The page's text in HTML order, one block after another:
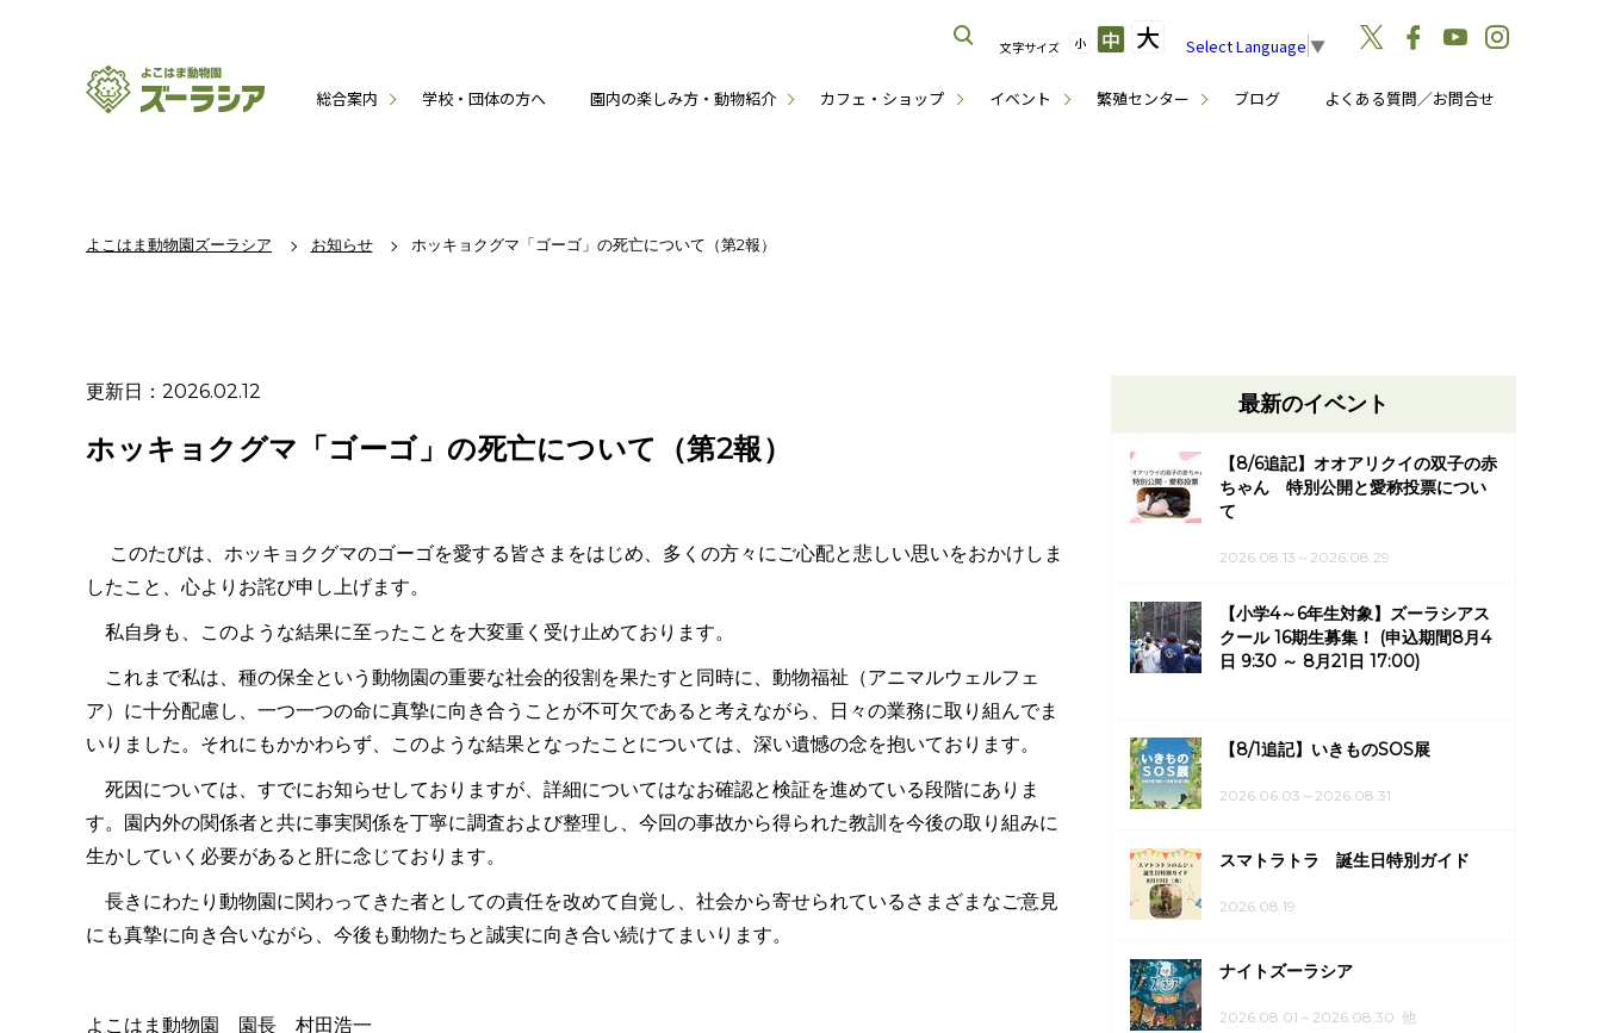
総合案内 学校・団体の方へ 園内の楽しみ方・動物紹介 カフェ・ショップ イベント 繁殖センター ブログ よくある質問／お問合せ
文字サイズ 小 中 大 Select Language ▼
よこはま動物園ズーラシア お知らせ ホッキョクグマ「ゴーゴ」の死亡について（第2報）
更新日：2026.02.12
ホッキョクグマ「ゴーゴ」の死亡について（第2報）
このたびは、ホッキョクグマのゴーゴを愛する皆さまをはじめ、多くの方々にご心配と悲しい思いをおかけしま
したこと、心よりお詫び申し上げます。
私自身も、このような結果に至ったことを大変重く受け止めております。
これまで私は、種の保全という動物園の重要な社会的役割を果たすと同時に、動物福祉（アニマルウェルフェ
ア）に十分配慮し、一つ一つの命に真摯に向き合うことが不可欠であると考えながら、日々の業務に取り組んでま
いりました。それにもかかわらず、このような結果となったことについては、深い遺憾の念を抱いております。
死因については、すでにお知らせしておりますが、詳細についてはなお確認と検証を進めている段階にありま
す。園内外の関係者と共に事実関係を丁寧に調査および整理し、今回の事故から得られた教訓を今後の取り組みに
生かしていく必要があると肝に念じております。
長きにわたり動物園に関わってきた者としての責任を改めて自覚し、社会から寄せられているさまざまなご意見
にも真摯に向き合いながら、今後も動物たちと誠実に向き合い続けてまいります。
よこはま動物園 園長 村田浩一
最新のイベント
【8/6追記】オオアリクイの双子の赤
ちゃん 特別公開と愛称投票につい
て
2026.08.13～2026.08.29
【小学4～6年生対象】ズーラシアス
クール 16期生募集！ (申込期間8月4
日 9:30 ～ 8月21日 17:00)
【8/1追記】いきものSOS展
2026.06.03～2026.08.31
スマトラトラ 誕生日特別ガイド
2026.08.19
ナイトズーラシア
2026.08.01～2026.08.30 他